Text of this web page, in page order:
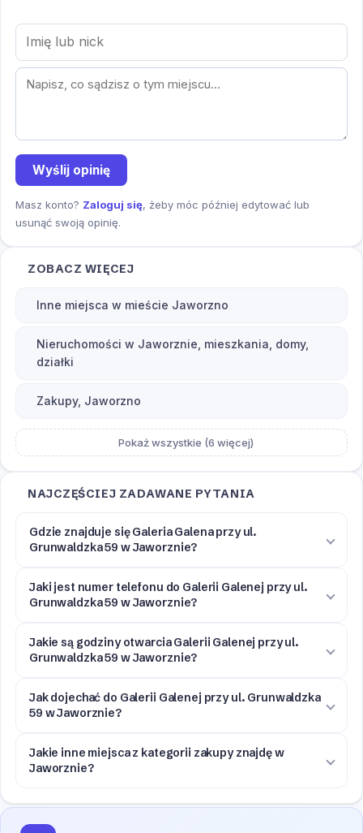
Wyślij opinię
Masz konto? Zaloguj się, żeby móc później edytować lub
usunąć swoją opinię.
ZOBACZ WIĘCEJ
Inne miejsca w mieście Jaworzno
Nieruchomości w Jaworznie, mieszkania, domy,
działki
Zakupy, Jaworzno
Pokaż wszystkie (6 więcej)
NAJCZĘŚCIEJ ZADAWANE PYTANIA
Gdzie znajduje się Galeria Galena przy ul.
Grunwaldzka 59 w Jaworznie?
Jaki jest numer telefonu do Galerii Galenej przy ul.
Grunwaldzka 59 w Jaworznie?
Jakie są godziny otwarcia Galerii Galenej przy ul.
Grunwaldzka 59 w Jaworznie?
Jak dojechać do Galerii Galenej przy ul. Grunwaldzka
59 w Jaworznie?
Jakie inne miejsca z kategorii zakupy znajdę w
Jaworznie?